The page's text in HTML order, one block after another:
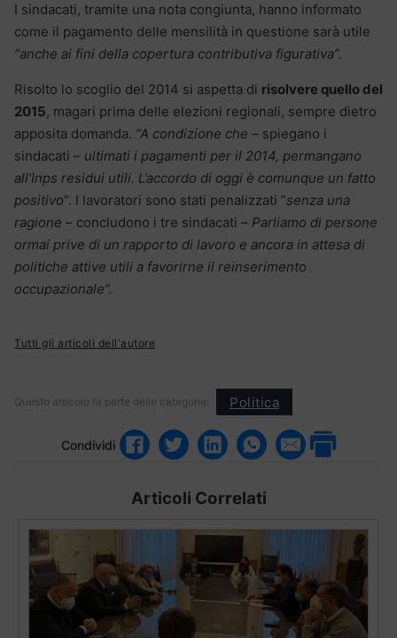
I sindacati, tramite una nota congiunta, hanno informato
come il pagamento delle mensilità in questione sarà utile
“anche ai fini della copertura contributiva figurativa”.
Risolto lo scoglio del 2014 si aspetta di risolvere quello del
2015, magari prima delle elezioni regionali, sempre dietro
apposita domanda. “A condizione che – spiegano i
sindacati – ultimati i pagamenti per il 2014, permangano
all’Inps residui utili. L’accordo di oggi è comunque un fatto
positivo”. I lavoratori sono stati penalizzati “senza una
ragione – concludono i tre sindacati – Parliamo di persone
ormai prive di un rapporto di lavoro e ancora in attesa di
politiche attive utili a favorirne il reinserimento
occupazionale”.
Tutti gli articoli dell'autore
Questo articolo fa parte delle categorie: Politica
Condividi
Articoli Correlati